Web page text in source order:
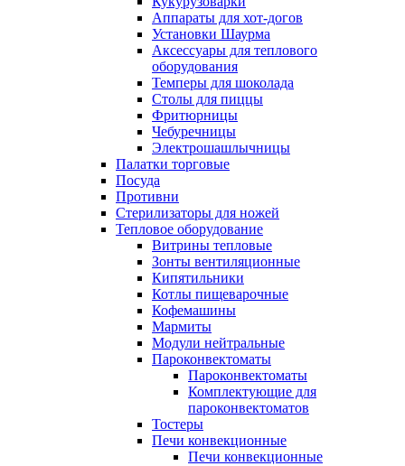
Аппараты для хот-догов
Установки Шаурма
Аксессуары для теплового
оборудования
Темперы для шоколада
Столы для пиццы
Фритюрницы
Чебуречницы
Электрошашлычницы
Палатки торговые
Посуда
Противни
Стерилизаторы для ножей
Тепловое оборудование
Витрины тепловые
Зонты вентиляционные
Кипятильники
Котлы пищеварочные
Кофемашины
Мармиты
Модули нейтральные
Пароконвектоматы
Пароконвектоматы
Комплектующие для
пароконвектоматов
Тостеры
Печи конвекционные
Печи конвекционные